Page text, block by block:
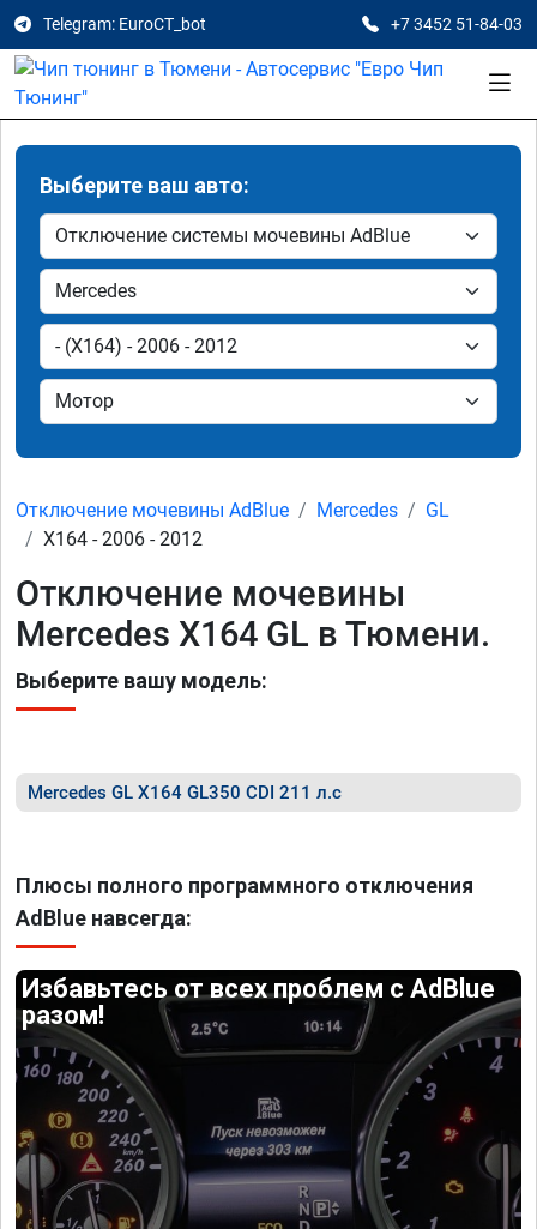
Telegram: EuroCT_bot +7 3452 51-84-03
Выберите ваш авто:
Отключение мочевины AdBlue Mercedes
GL
X164 - 2006 - 2012
Отключение мочевины
Mercedes X164 GL в Тюмени.
Выберите вашу модель:
Mercedes GL X164 GL350 CDI 211 л.с
Плюсы полного программного отключения
AdBlue навсегда:
Избавьтесь от всех проблем с AdBlue
разом!